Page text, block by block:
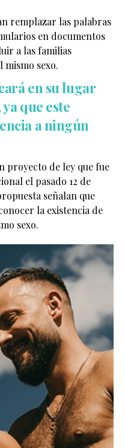
remplazar las palabras
en documentos
a las familias
sexo.
en su lugar
ya que este
a ningún
proyecto de ley que fue
el pasado 12 de
señalan que
la existencia de
sexo.